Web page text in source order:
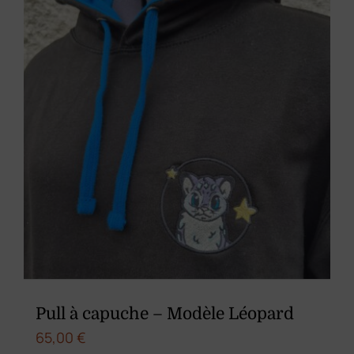
choisies
page
produit
Pull à capuche – Modèle Léopard
65,00 €